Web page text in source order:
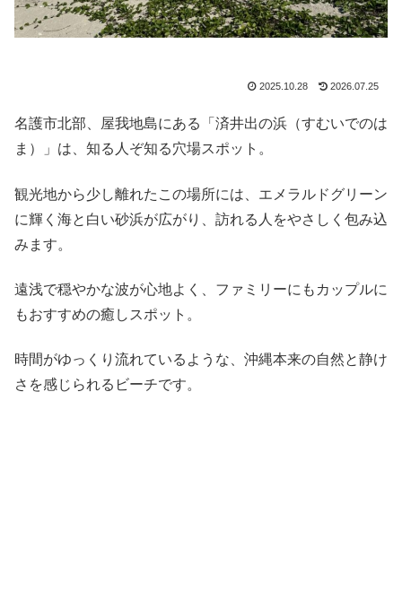
2025.10.28 2026.07.25
名護市北部、屋我地島にある「済井出の浜（すむいでのは
ま）」は、知る人ぞ知る穴場スポット。
観光地から少し離れたこの場所には、エメラルドグリーン
に輝く海と白い砂浜が広がり、訪れる人をやさしく包み込
みます。
遠浅で穏やかな波が心地よく、ファミリーにもカップルに
もおすすめの癒しスポット。
時間がゆっくり流れているような、沖縄本来の自然と静け
さを感じられるビーチです。